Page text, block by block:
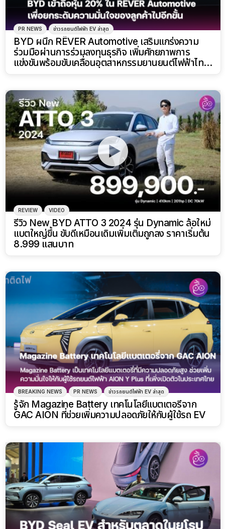
PR NEWS ข่าวรถยนต์ไฟฟ้า EV ล่าสุด
BYD ผนึก RÊVER Automotive เสริมแกร่งความ
ร่วมมือผ่านการร่วมลงทุนธุรกิจ เพิ่มศักยภาพการ
แข่งขันพร้อมขับเคลื่อนอุตสาหกรรมยานยนต์ไฟฟ้าไทย
REVIEW VIDEO
รีวิว New BYD ATTO 3 2024 รุ่น Dynamic ล้อใหม่
แบตใหญ่ขึ้น ขับดีเหมือนเดิมเพิ่มเติมถูกลง ราคาเริ่มต้น
8.999 แสนบาท
BREAKING NEWS PR NEWS ข่าวรถยนต์ไฟฟ้า EV ล่าสุด
รู้จัก Magazine Battery เทคโนโลยีแบตเตอรี่จาก
GAC AION ที่ช่วยเพิ่มความปลอดภัยให้กับผู้ใช้รถ EV